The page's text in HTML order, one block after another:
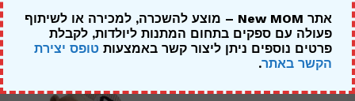
אתר New MOM – מוצע להשכרה, למכירה או לשיתוף
פעולה עם ספקים בתחום המתנות ליולדות, לקבלת
פרטים נוספים ניתן ליצור קשר באמצעות טופס יצירת
הקשר באתר.